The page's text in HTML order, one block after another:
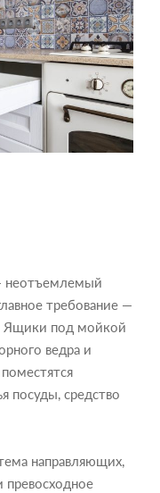
требование —
Ящики под мойкой
ведра и
посуды, средство
направляющих,